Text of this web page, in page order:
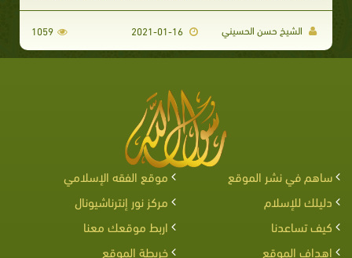
الشيخ حسن الحسيني 2021-01-16
1059
ساهم في نشر الموقع
موقع الفقه الإسلامي
دليلك للإسلام
مركز نور إنترناشيونال
كيف تساعدنا
اربط موقعك معنا
اهداف الموقع
خريطة الموقع